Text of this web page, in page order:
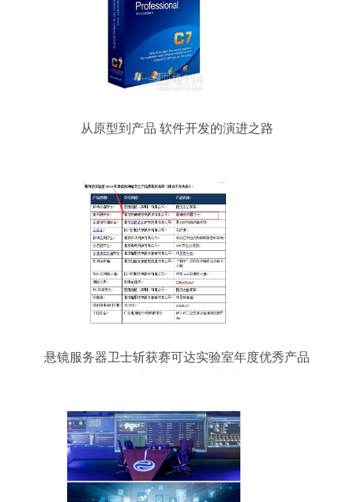
从原型到产品 软件开发的演进之路
悬镜服务器卫士斩获赛可达实验室年度优秀产品